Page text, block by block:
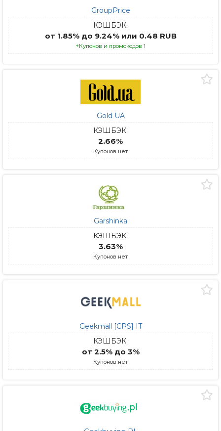
GroupPrice
КЭШБЭК:
от 1.85% до 9.24% или 0.48 RUB
+Купонов и промокодов 1
Gold UA
КЭШБЭК:
2.66%
Купонов нет
Garshinka
КЭШБЭК:
3.63%
Купонов нет
Geekmall [CPS] IT
КЭШБЭК:
от 2.5% до 3%
Купонов нет